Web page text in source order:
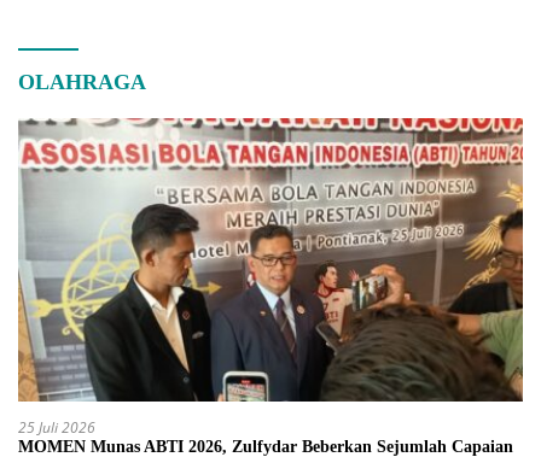
OLAHRAGA
25 Juli 2026
MOMEN Munas ABTI 2026, Zulfydar Beberkan Sejumlah Capaian